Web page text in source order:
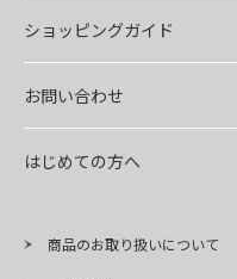
ショッピングガイド
お問い合わせ
はじめての方へ
商品のお取り扱いについて